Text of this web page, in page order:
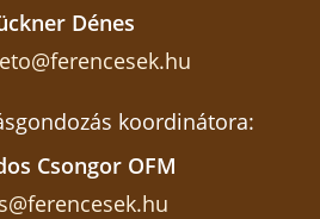
Dénes
koordinátora:
Csongor OFM